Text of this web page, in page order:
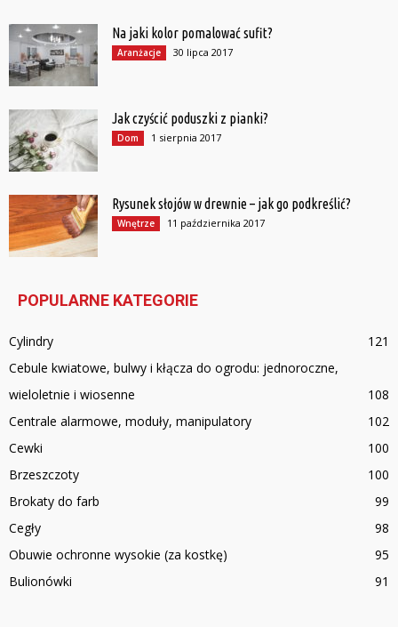
Na jaki kolor pomalować sufit?
Aranżacje 30 lipca 2017
Jak czyścić poduszki z pianki?
Dom 1 sierpnia 2017
Rysunek słojów w drewnie – jak go podkreślić?
Wnętrze 11 października 2017
POPULARNE KATEGORIE
Cylindry
121
Cebule kwiatowe, bulwy i kłącza do ogrodu: jednoroczne,
wieloletnie i wiosenne
108
Centrale alarmowe, moduły, manipulatory
102
Cewki
100
Brzeszczoty
100
Brokaty do farb
99
Cegły
98
Obuwie ochronne wysokie (za kostkę)
95
Bulionówki
91